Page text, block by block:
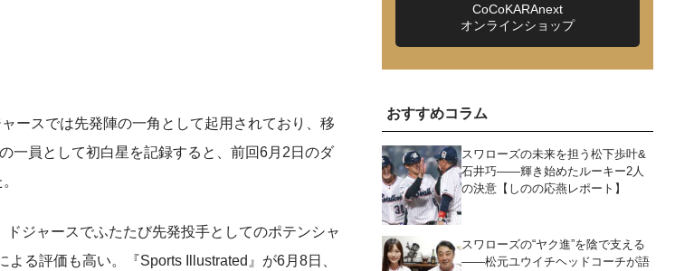
ースでは先発陣の一角として起用されており、移
一員として初白星を記録すると、前回6月2日のダ
ジャースでふたたび先発投手としてのポテンシャ
る評価も高い。『Sports Illustrated』が6月8日、
CoCoKARAnext
オンラインショップ
おすすめコラム
スワローズの未来を担う松下歩叶&
石井巧――輝き始めたルーキー2人
の決意【しのの応燕レポート】
スワローズの“ヤク進”を陰で支える
――松元ユウイチヘッドコーチが語